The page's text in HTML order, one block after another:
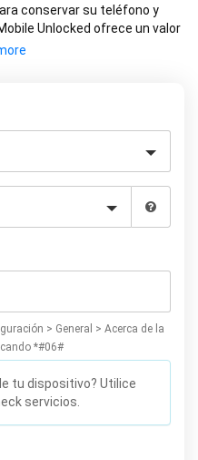
conservar su teléfono y
Unlocked ofrece un valor
de atención al cliente para
> General > Acerca de la
*#06#
tu dispositivo? Utilice
servicios.